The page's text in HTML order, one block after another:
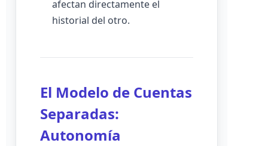
afectan directamente el
historial del otro.
El Modelo de Cuentas
Separadas:
Autonomía